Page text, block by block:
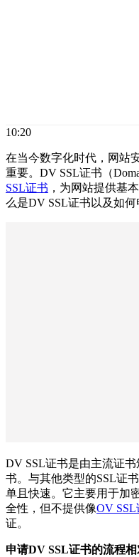
10:20
在当今数字化时代，网站
重要。DV SSL证书（
SSL证书 ，为网站提供基
么是DV SSL证书以及如何
DV SSL证书是由主流证
书。与其他类型的SSL证
单且快速。它主要用于加
全性，但不提供像OV SSL
证。
申请DV SSL证书的流程